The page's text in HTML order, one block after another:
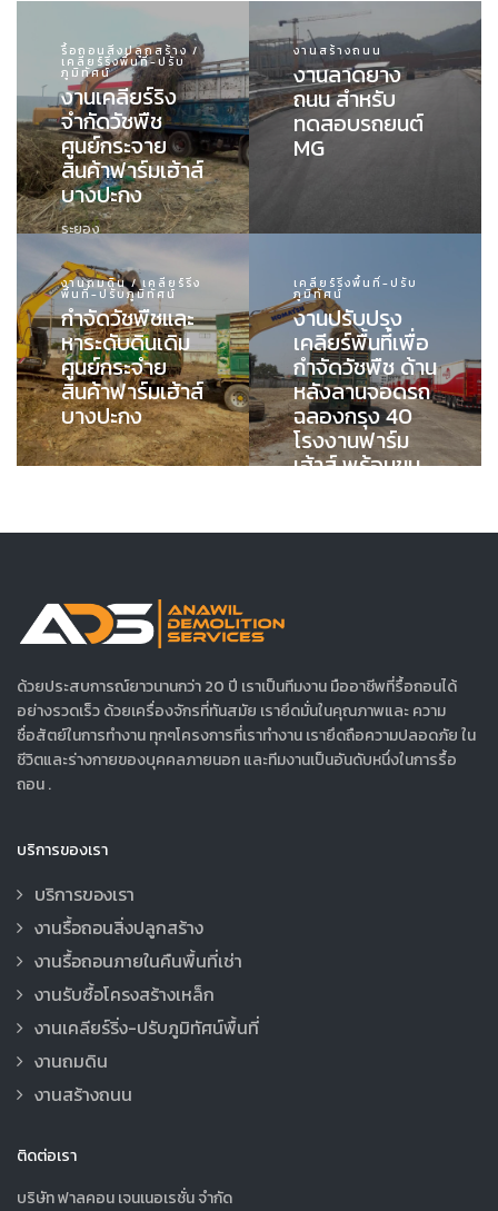
รื้อถอนสิ่งปลูกสร้าง /
เคลียร์ริ่งพื้นที่-ปรับ
ภูมิทัศน์
งานเคลียร์ริง
จำกัดวัชพืช
ศูนย์กระจาย
สินค้าฟาร์มเฮ้าส์
บางปะกง
ระยอง
งานสร้างถนน
งานลาดยาง
ถนน สำหรับ
ทดสอบรถยนต์
MG
งานถมดิน / เคลียร์ริ่ง
พื้นที่-ปรับภูมิทัศน์
กำจัดวัชพืชและ
หาระดับดินเดิม
ศูนย์กระจำย
สินค้าฟาร์มเฮ้าส์
บางปะกง
เคลียร์ริ่งพื้นที่-ปรับ
ภูมิทัศน์
งานปรับปรุง
เคลียร์พื้นที่เพื่อ
กำจัดวัชพืช ด้าน
หลังลานจอดรถ
ฉลองกรุง 40
โรงงานฟาร์ม
เฮ้าส์ พร้อมขน
ด้วยประสบการณ์ยาวนานกว่า 20 ปี เราเป็นทีมงาน มืออาชีพที่รื้อถอนได้
อย่างรวดเร็ว ด้วยเครื่องจักรที่ทันสมัย เรายึดมั่นในคุณภาพและ ความ
ซื่อสัตย์ในการทำงาน ทุกๆโครงการที่เราทำงาน เรายึดถือความปลอดภัย ใน
ชีวิตและร่างกายของบุคคลภายนอก และทีมงานเป็นอันดับหนึ่งในการรื้อ
ถอน .
บริการของเรา
บริการของเรา
งานรื้อถอนสิ่งปลูกสร้าง
งานรื้อถอนภายในคืนพื้นที่เช่า
งานรับซื้อโครงสร้างเหล็ก
งานเคลียร์ริ่ง-ปรับภูมิทัศน์พื้นที่
งานถมดิน
งานสร้างถนน
ติดต่อเรา
บริษัท ฟาลคอน เจนเนอเรชั่น จำกัด